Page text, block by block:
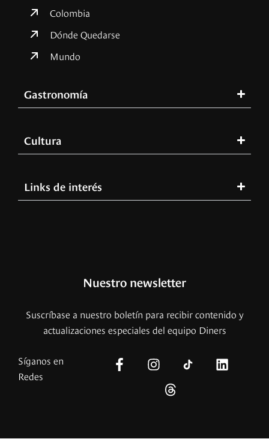
Colombia
Dónde Quedarse
Mundo
Gastronomía
Cultura
Links de interés
Nuestro newsletter
Suscríbase a nuestro boletín para recibir contenido y
actualizaciones especiales del equipo Diners
Síganos en
Redes